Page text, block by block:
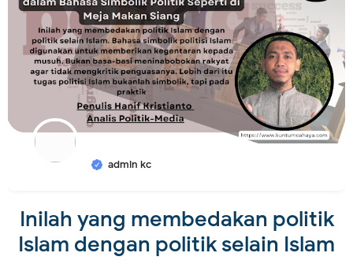
admin kc
Inilah yang membedakan politik
Islam dengan politik selain Islam